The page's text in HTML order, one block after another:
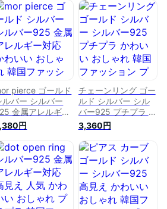
ョン プチプラ レ
ィース ママ向け
レディース ママ向け
joie
pierce ゴールド
ルバー シルバー
金属アレルギー
応 かわいい おし
れ 韓国ファッショ
プチプラ レディ
ス ママ向け joie
円
チェーンリング ゴー
ルド シルバー シル
バー925 プチプラ か
わいい おしゃれ 韓
国ファッション プレ
ゼント レディース
金属アレルギー対応
joie
3,360円